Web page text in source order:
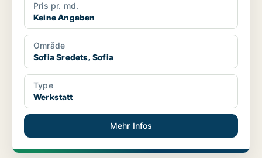
Pris pr. md.
Keine Angaben
Område
Sofia Sredets, Sofia
Type
Werkstatt
Mehr Infos